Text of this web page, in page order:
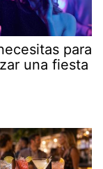
para
una fiesta